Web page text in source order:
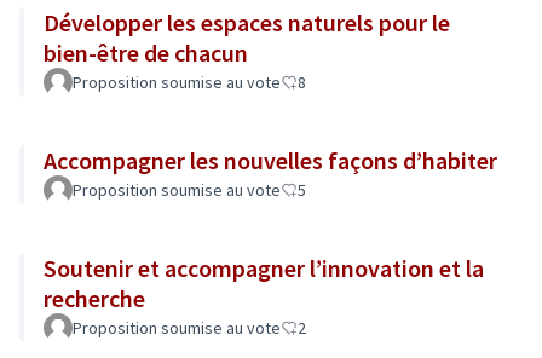
Développer les espaces naturels pour le
bien-être de chacun
Proposition soumise au vote 8
Accompagner les nouvelles façons d’habiter
Proposition soumise au vote 5
Soutenir et accompagner l’innovation et la
recherche
Proposition soumise au vote 2